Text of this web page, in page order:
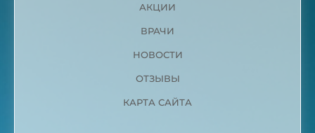
АКЦИИ
ВРАЧИ
НОВОСТИ
ОТЗЫВЫ
КАРТА САЙТА